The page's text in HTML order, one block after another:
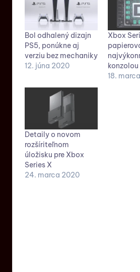
Bol odhalený dizajn
PS5, ponúkne aj
verziu bez mechaniky
12. júna 2020
Xbox
18.
Detaily o novom
rozšíriteľnom
úložisku pre Xbox
Series X
24. marca 2020